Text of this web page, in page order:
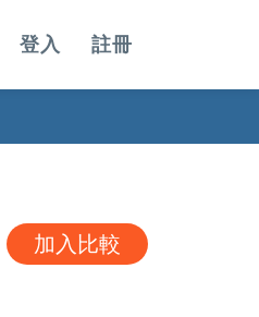
登入 註冊
加入比較